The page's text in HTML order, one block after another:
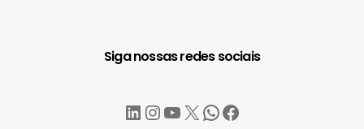
Siga nossas redes sociais
LinkedIn
Instagram
YouTube
X WhatsApp
Facebook